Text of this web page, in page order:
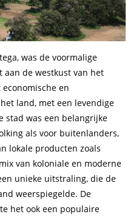
was de voormalige
de westkust van het
en
land, met een levendige
stad was een belangrijke
als voor buitenlanders,
lokale producten zoals
van koloniale en moderne
unieke uitstraling, die de
weerspiegelde. De
het ook een populaire